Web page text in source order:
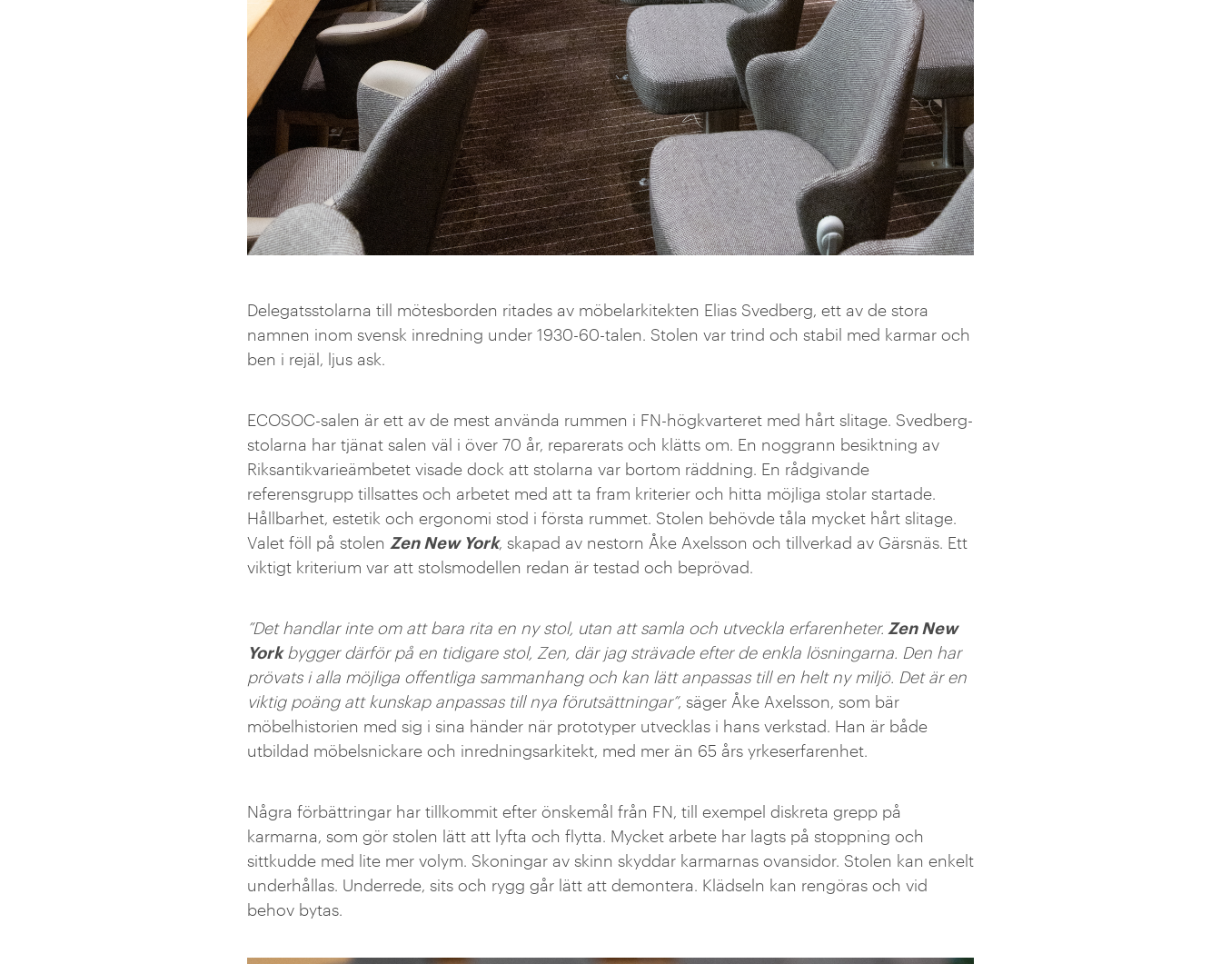
Delegatsstolarna till mötesborden ritades av möbelarkitekten Elias Svedberg, ett av de stora
namnen inom svensk inredning under 1930-60-talen. Stolen var trind och stabil med karmar och
ben i rejäl, ljus ask.
ECOSOC-salen är ett av de mest använda rummen i FN-högkvarteret med hårt slitage. Svedberg-
stolarna har tjänat salen väl i över 70 år, reparerats och klätts om. En noggrann besiktning av
Riksantikvarieämbetet visade dock att stolarna var bortom räddning. En rådgivande
referensgrupp tillsattes och arbetet med att ta fram kriterier och hitta möjliga stolar startade.
Hållbarhet, estetik och ergonomi stod i första rummet. Stolen behövde tåla mycket hårt slitage.
Valet föll på stolen Zen New York, skapad av nestorn Åke Axelsson och tillverkad av Gärsnäs. Ett
viktigt kriterium var att stolsmodellen redan är testad och beprövad.
”Det handlar inte om att bara rita en ny stol, utan att samla och utveckla erfarenheter. Zen New
Yorkbygger därför på en tidigare stol, Zen, där jag strävade efter de enkla lösningarna. Den har
prövats i alla möjliga offentliga sammanhang och kan lätt anpassas till en helt ny miljö. Det är en
viktig poäng att kunskap anpassas till nya förutsättningar”, säger Åke Axelsson, som bär
möbelhistorien med sig i sina händer när prototyper utvecklas i hans verkstad. Han är både
utbildad möbelsnickare och inredningsarkitekt, med mer än 65 års yrkeserfarenhet.
Några förbättringar har tillkommit efter önskemål från FN, till exempel diskreta grepp på
karmarna, som gör stolen lätt att lyfta och flytta. Mycket arbete har lagts på stoppning och
sittkudde med lite mer volym. Skoningar av skinn skyddar karmarnas ovansidor. Stolen kan enkelt
underhållas. Underrede, sits och rygg går lätt att demontera. Klädseln kan rengöras och vid
behov bytas.